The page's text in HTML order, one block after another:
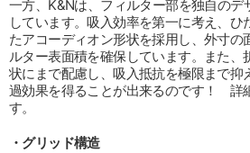
一方、K&Nは、フィルター部を独自のデ
しています。吸入効率を第一に考え、ひ
たアコーディオン形状を採用し、外寸の
ルター表面積を確保しています。また、
状にまで配慮し、吸入抵抗を極限まで抑
過効果を得ることが出来るのです！ 詳
す。
・グリッド構造